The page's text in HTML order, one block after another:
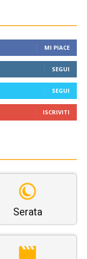
MI PIACE
SEGUI
SEGUI
ISCRIVITI
Serata